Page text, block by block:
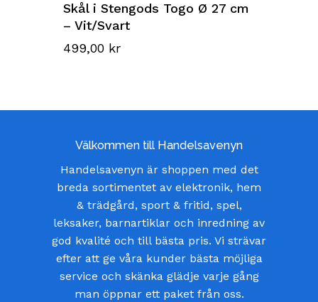
Skål i Stengods Togo Ø 27 cm
– Vit/Svart
499,00 kr
Välkommen till Handelsavenyn
Handelsavenyn är shoppen med det
breda sortimentet av elektronik, hem
& trädgård, sport & fritid, spel,
leksaker, barnartiklar och inredning av
god kvalité och till bästa pris. Vi strävar
efter att ge våra kunder bästa möjliga
service och skänka glädje varje gång
man öppnar ett paket från oss.